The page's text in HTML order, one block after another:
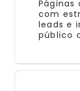
Páginas
com
leads e
público